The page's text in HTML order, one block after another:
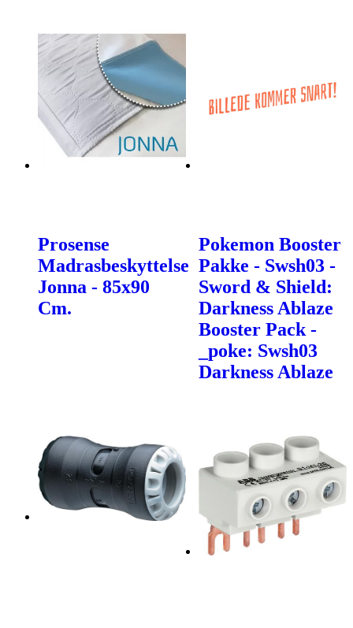
Prosense
Madrasbeskyttelse
Jonna - 85x90
Cm.
Pokemon Booster
Pakke - Swsh03 -
Sword & Shield:
Darkness Ablaze
Booster Pack -
_poke: Swsh03
Darkness Ablaze